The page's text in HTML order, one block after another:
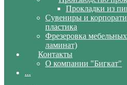
Прокладки из
Сувениры и
пластика
Фрезеровка
ламинат)
Контакты
О компании "Бигкат"
...